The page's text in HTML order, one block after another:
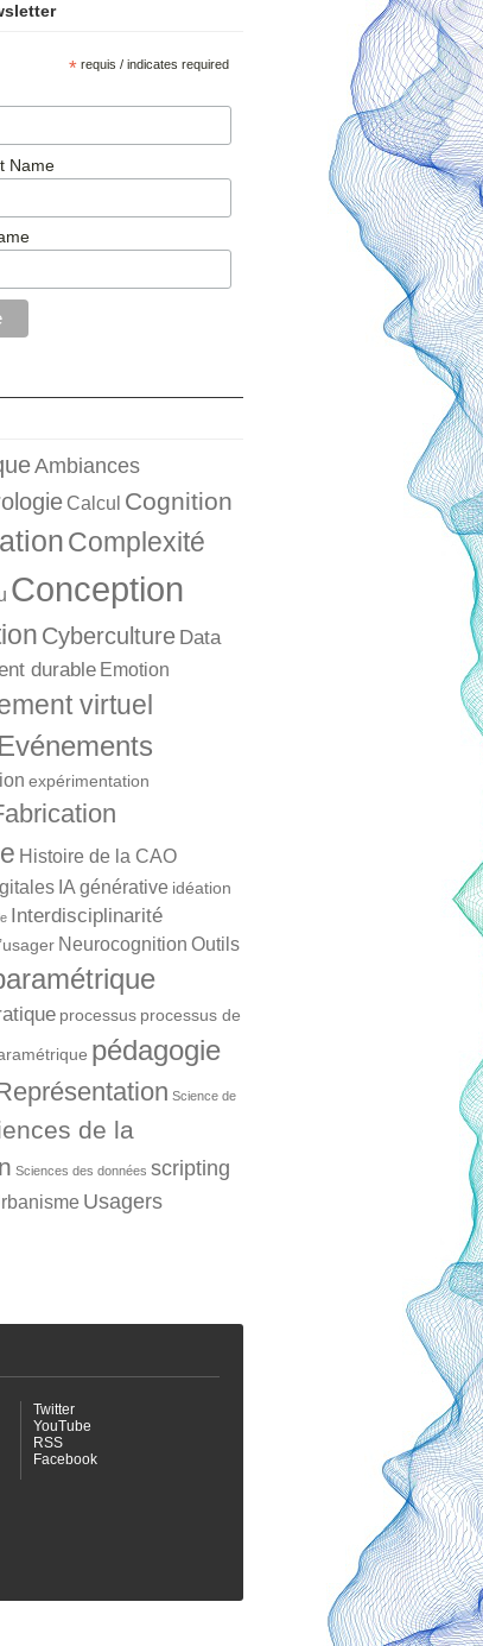
* requis / indicates required
Name
Ambiances
Calcul Cognition
Complexité
Conception
Cyberculture Data
durable Emotion
virtuel
Evénements
expérimentation
Histoire de la CAO
IA générative idéation
Interdisciplinarité
Neurocognition Outils
processus processus de
pédagogie
Science de
de la
Sciences des données scripting
Usagers
Twitter
YouTube
RSS
Facebook